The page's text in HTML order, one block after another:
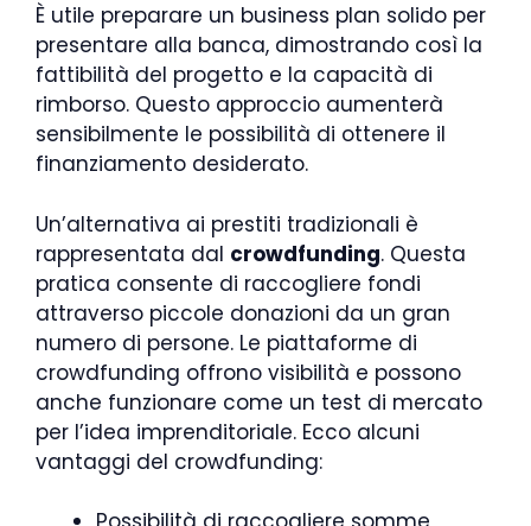
È utile preparare un business plan solido per
presentare alla banca, dimostrando così la
fattibilità del progetto e la capacità di
rimborso. Questo approccio aumenterà
sensibilmente le possibilità di ottenere il
finanziamento desiderato.
Un’alternativa ai prestiti tradizionali è
rappresentata dal crowdfunding. Questa
pratica consente di raccogliere fondi
attraverso piccole donazioni da un gran
numero di persone. Le piattaforme di
crowdfunding offrono visibilità e possono
anche funzionare come un test di mercato
per l’idea imprenditoriale. Ecco alcuni
vantaggi del crowdfunding: